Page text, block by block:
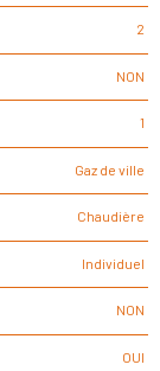
2
NON
1
Gaz de ville
Chaudière
Individuel
NON
OUI